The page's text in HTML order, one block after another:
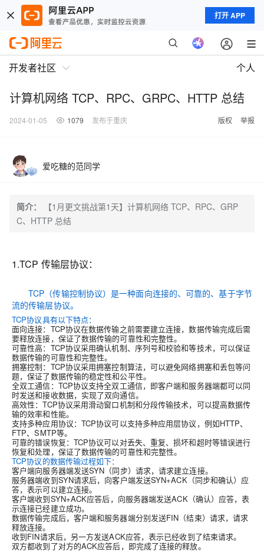
打开 APP
开发者社区 个人
计算机网络 TCP、RPC、GRPC、HTTP 总结
2024-01-05 1079 发布于重庆 版权 举报
爱吃糖的范同学
简介：
【1月更文挑战第1天】计算机网络 TCP、RPC、GRP
C、HTTP 总结
1.TCP 传输层协议：
TCP（传输控制协议）是一种面向连接的、可靠的、基于字节
流的传输层协议。
TCP协议具有以下特点：
面向连接：TCP协议在数据传输之前需要建立连接，数据传输完成后需
要释放连接，保证了数据传输的可靠性和完整性。
可靠性高：TCP协议采用确认机制、序列号和校验和等技术，可以保证
数据传输的可靠性和完整性。
拥塞控制：TCP协议采用拥塞控制算法，可以避免网络拥塞和丢包等问
题，保证了数据传输的稳定性和公平性。
全双工通信：TCP协议支持全双工通信，即客户端和服务器端都可以同
时发送和接收数据，实现了双向通信。
高效性：TCP协议采用滑动窗口机制和分段传输技术，可以提高数据传
输的效率和性能。
支持多种应用协议：TCP协议可以支持多种应用层协议，例如HTTP、
FTP、SMTP等。
可靠的错误恢复：TCP协议可以对丢失、重复、损坏和超时等错误进行
恢复和处理，保证了数据传输的可靠性和完整性。
TCP协议的数据传输过程如下：
客户端向服务器端发送SYN（同步）请求，请求建立连接。
服务器端收到SYN请求后，向客户端发送SYN+ACK（同步和确认）应
答，表示可以建立连接。
客户端收到SYN+ACK应答后，向服务器端发送ACK（确认）应答，表
示连接已经建立成功。
数据传输完成后，客户端和服务器端分别发送FIN（结束）请求，请求
释放连接。
收到FIN请求后，另一方发送ACK应答，表示已经收到了结束请求。
双方都收到了对方的ACK应答后，即完成了连接的释放。